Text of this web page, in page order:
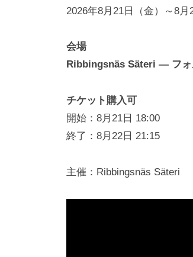
2026年8月21日（金）～8月
会場
Ribbingsnäs Säteri ― フォ
チケット購入可
開始：8月21日 18:00
終了：8月22日 21:15
主催：Ribbingsnäs Säteri